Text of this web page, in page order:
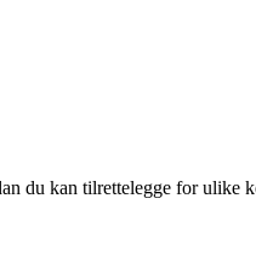
kan tilrettelegge for ulike